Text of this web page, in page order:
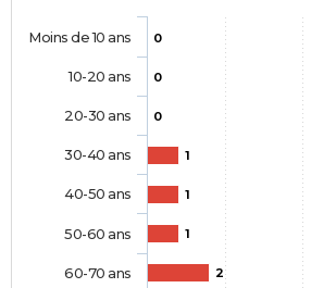
0
0
0
1
1
1
2
Moins de 10 ans
10-20 ans
20-30 ans
30-40 ans
40-50 ans
50-60 ans
60-70 ans